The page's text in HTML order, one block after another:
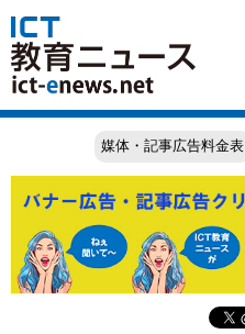
媒体・記事広告料金表